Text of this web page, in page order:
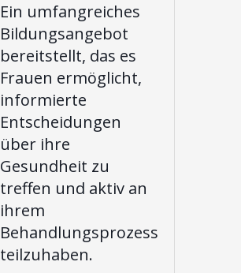
Ein umfangreiches
Bildungsangebot
bereitstellt, das es
Frauen ermöglicht,
informierte
Entscheidungen
über ihre
Gesundheit zu
treffen und aktiv an
ihrem
Behandlungsprozess
teilzuhaben.